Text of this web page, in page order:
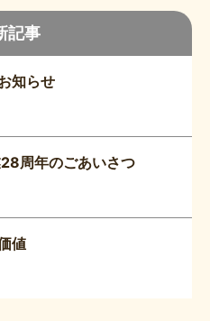
記事
知らせ
周年のごあいさつ
値